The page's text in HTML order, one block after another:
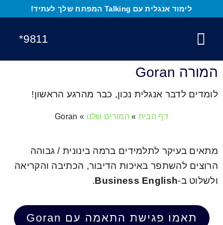
לימוד אנגלית עם Talking המפתח שלך לעתיד!
9811*
המורה Goran
לומדים לדבר אנגלית נכון, כבר מהרגע הראשון!
דף הבית » המורים שלנו »
Goran
מתאים בעיקר לתלמידים ברמה בינונית / גבוהה
הרוצים להשתפר באיכות הדיבור, הכתיבה והקריאה
ולשלוט ב-Business English
.
תאמו פגישת התאמה עם Goran